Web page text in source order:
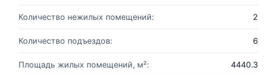
Количество нежилых помещений: 2
Количество подъездов: 6
Площадь жилых помещений, м²: 4440.3